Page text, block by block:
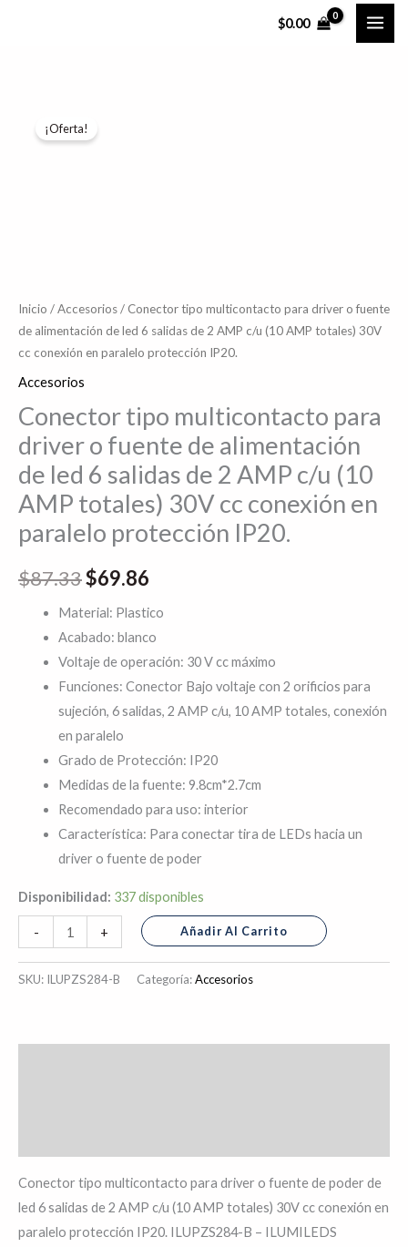
$0.00
¡Oferta!
Inicio /Accesorios/ Conector tipo multicontacto para driver o fuente
de alimentación de led 6 salidas de 2 AMP c/u (10 AMP totales) 30V
cc conexión en paralelo protección IP20.
Accesorios
Conector tipo multicontacto para
driver o fuente de alimentación
de led 6 salidas de 2 AMP c/u (10
AMP totales) 30V cc conexión en
paralelo protección IP20.
$87.33$69.86
Material: Plastico
Acabado: blanco
Voltaje de operación: 30 V cc máximo
Funciones: Conector Bajo voltaje con 2 orificios para
sujeción, 6 salidas, 2 AMP c/u, 10 AMP totales, conexión
en paralelo
Grado de Protección: IP20
Medidas de la fuente: 9.8cm*2.7cm
Recomendado para uso: interior
Característica: Para conectar tira de LEDs hacia un
driver o fuente de poder
Disponibilidad: 337 disponibles
-
tipo
alimentación
de
led
6
salidas
de
2
AMP
c/u
(10
totales)
+ Añadir Al Carrito
SKU: ILUPZS284-B Categoría:Accesorios
Conector tipo multicontacto para driver o fuente de poder de
led 6 salidas de 2 AMP c/u (10 AMP totales) 30V cc conexión en
paralelo protección IP20. ILUPZS284-B – ILUMILEDS